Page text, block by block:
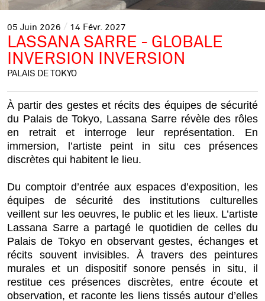
05 Juin 2026 14 Févr. 2027
LASSANA SARRE - GLOBALE
INVERSION INVERSION
PALAIS DE TOKYO
À partir des gestes et récits des équipes de sécurité
du Palais de Tokyo, Lassana Sarre révèle des rôles
en retrait et interroge leur représentation. En
immersion, l’artiste peint in situ ces présences
discrètes qui habitent le lieu.
Du comptoir d’entrée aux espaces d’exposition, les
équipes de sécurité des institutions culturelles
veillent sur les oeuvres, le public et les lieux. L’artiste
Lassana Sarre a partagé le quotidien de celles du
Palais de Tokyo en observant gestes, échanges et
récits souvent invisibles. À travers des peintures
murales et un dispositif sonore pensés in situ, il
restitue ces présences discrètes, entre écoute et
observation, et raconte les liens tissés autour d’elles